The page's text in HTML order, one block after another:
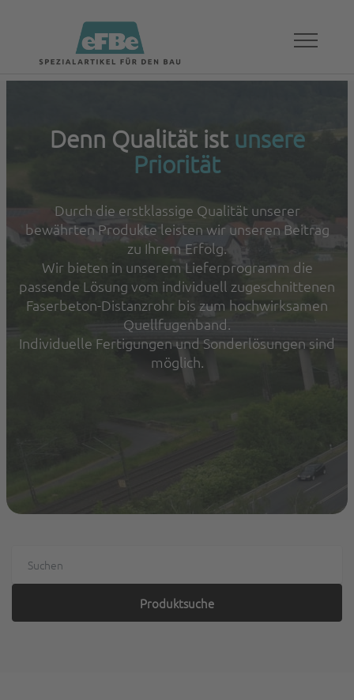
Denn Qualität ist unsere
Priorität
Durch die erstklassige Qualität unserer
bewährten Produkte leisten wir unseren Beitrag
zu Ihrem Erfolg.
Wir bieten in unserem Lieferprogramm die
passende Lösung vom individuell zugeschnittenen
Faserbeton-Distanzrohr bis zum hochwirksamen
Quellfugenband.
Individuelle Fertigungen und Sonderlösungen sind
möglich.
Produktsuche